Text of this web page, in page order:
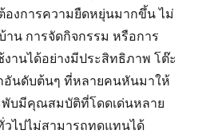
งการความยืดหยุ่นมากขึ้น ไม่
าน การจัดกิจกรรม หรือการ
านได้อย่างมีประสิทธิภาพ โต๊ะ
อันดับต้นๆ ที่หลายคนหันมาให้
พับมีคุณสมบัติที่โดดเด่นหลาย
วไปไม่สามารถทดแทนได้